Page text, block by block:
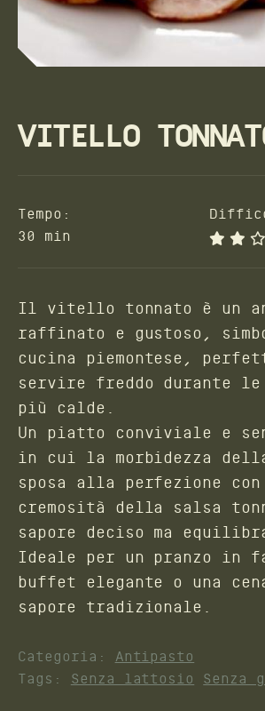
VITELLO
Tempo:
30 min
Il vitello tonnato è un
raffinato e gustoso,
cucina piemontese,
servire freddo durante
più calde.
Un piatto conviviale e
in cui la morbidezza
sposa alla perfezione
cremosità della salsa
sapore deciso ma
Ideale per un pranzo in
buffet elegante o una
sapore tradizionale.
Categoria: Antipasto
Tags: Senza lattosio Senza